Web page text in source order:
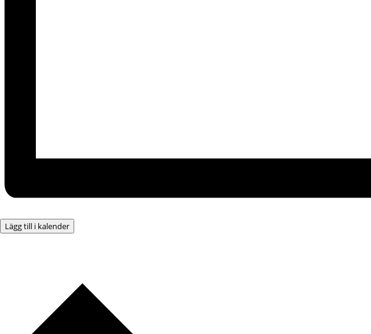
Lägg till i kalender